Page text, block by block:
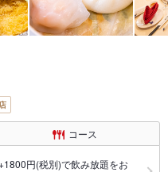
コース
円(税別)で飲み放題をお